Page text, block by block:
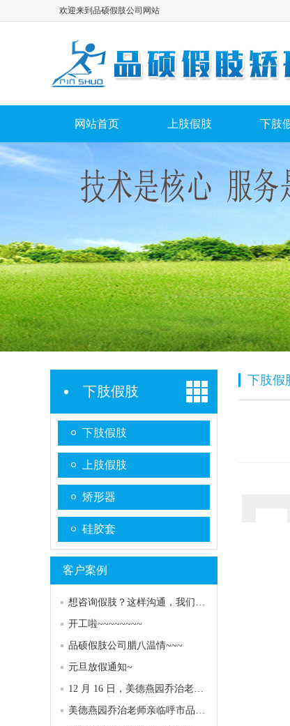
欢迎来到品硕假肢公司网站
网站首页 上肢假肢 下肢
下肢假肢
下肢假肢
上肢假肢
矫形器
硅胶套
客户案例
想咨询假肢？这样沟通，我们能更快更好地帮到您！
开工啦~~~~~~~~
品硕假肢公司腊八温情~~~
元旦放假通知~
12 月 16 日，美德燕园乔治老师再次亮相呼市品硕专家门诊！
美德燕园乔治老师亲临呼市品硕，专业服务助力客户康复
下肢假